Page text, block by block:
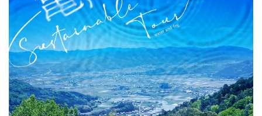
关於DEEPLOG
隐私政策
联系我们
网站营运公司
招募旅游作家